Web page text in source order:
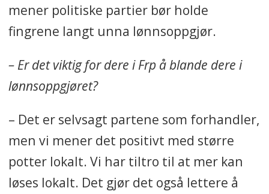
mener politiske partier bør holde
fingrene langt unna lønnsoppgjør.
– Er det viktig for dere i Frp å blande dere i
lønnsoppgjøret?
– Det er selvsagt partene som forhandler,
men vi mener det positivt med større
potter lokalt. Vi har tiltro til at mer kan
løses lokalt. Det gjør det også lettere å